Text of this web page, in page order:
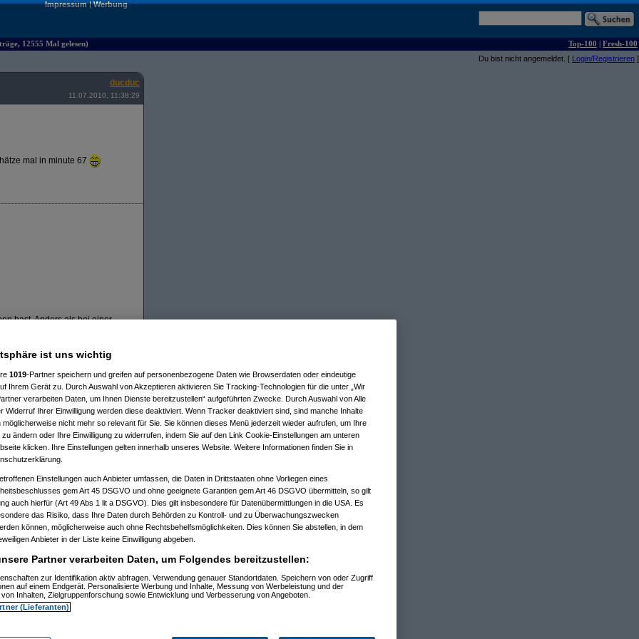
Impressum|Werbung
12555 Mal gelesen) Top-100 | Fresh-100
Du bist nicht angemeldet. [ Login/Registrieren ]
ducduc
11.07.2010, 11:38:29
mal in minute 67
hast. Anders als bei einer
11.07.2010, 13:52:15)
14:49:37)
am 11.07.2010, 15:13:28)
16:27:29)
07:40:59)
07:45:13)
ist uns wichtig
1019-Partner speichern und greifen auf personenbezogene Daten wie Browserdaten oder eindeutige
Ihrem Gerät zu. Durch Auswahl von Akzeptieren aktivieren Sie Tracking-Technologien für die unter „Wir
verarbeiten Daten, um Ihnen Dienste bereitzustellen“ aufgeführten Zwecke. Durch Auswahl von Alle
Widerruf Ihrer Einwilligung werden diese deaktiviert. Wenn Tracker deaktiviert sind, sind manche Inhalte
möglicherweise nicht mehr so relevant für Sie. Sie können dieses Menü jederzeit wieder aufrufen, um Ihre
zu ändern oder Ihre Einwilligung zu widerrufen, indem Sie auf den Link Cookie-Einstellungen am unteren
klicken. Ihre Einstellungen gelten innerhalb unseres Website. Weitere Informationen finden Sie in
Einstellungen auch Anbieter umfassen, die Daten in Drittstaaten ohne Vorliegen eines
gem Art 45 DSGVO und ohne geeignete Garantien gem Art 46 DSGVO übermitteln, so gilt
auch hierfür (Art 49 Abs 1 lit a DSGVO). Dies gilt insbesondere für Datenübermittlungen in die USA. Es
das Risiko, dass Ihre Daten durch Behörden zu Kontroll- und zu Überwachungszwecken
können, möglicherweise auch ohne Rechtsbehelfsmöglichkeiten. Dies können Sie abstellen, in dem
Anbieter in der Liste keine Einwilligung abgeben.
Partner verarbeiten Daten, um Folgendes bereitzustellen:
zur Identifikation aktiv abfragen. Verwendung genauer Standortdaten. Speichern von oder Zugriff
auf einem Endgerät. Personalisierte Werbung und Inhalte, Messung von Werbeleistung und der
Inhalten, Zielgruppenforschung sowie Entwicklung und Verbesserung von Angeboten.
(Lieferanten)